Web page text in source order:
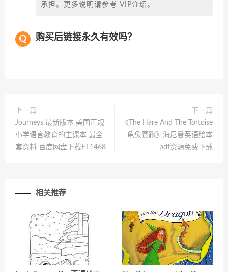
承担。更多说明请参考 VIP介绍。
购买后链接永久有效吗？
上一篇
Journeys 最新版本 美国正规
小学语言教育的主课本 最全
套资料 百度网盘下载ET1468
下一篇
《The Hare And The Tortoise
龟兔赛跑》海尼曼英语绘本
pdf资源免费下载
相关推荐